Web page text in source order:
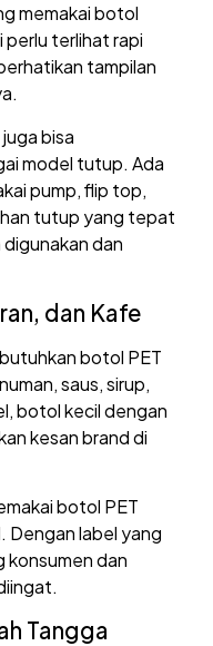
memakai botol
perlu terlihat rapi
tampilan
bisa
model tutup. Ada
pump, flip top,
tutup yang tepat
dan
dan Kafe
botol PET
saus, sirup,
botol kecil dengan
kesan brand di
botol PET
Dengan label yang
konsumen dan
Tangga